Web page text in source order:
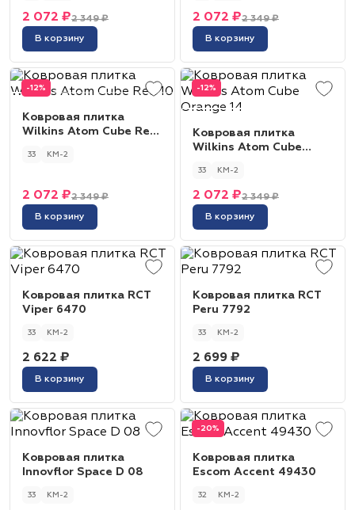
2 349 ₽
2 072 ₽
В корзину
2 349 ₽
2 072 ₽
В корзину
-12%
Ковровая плитка
Wilkins Atom Cube Red
33 КМ-2
2 349 ₽
2 072 ₽
В корзину
-12%
Ковровая плитка
Wilkins Atom Cube
33 КМ-2
2 349 ₽
2 072 ₽
В корзину
Ковровая плитка RCT
Viper 6470
33 КМ-2
2 622 ₽
В корзину
Ковровая плитка RCT
Peru 7792
33 КМ-2
2 699 ₽
В корзину
Ковровая плитка
Innovflor Space D 08
33 КМ-2
-20%
Ковровая плитка
Escom Accent 49430
32 КМ-2